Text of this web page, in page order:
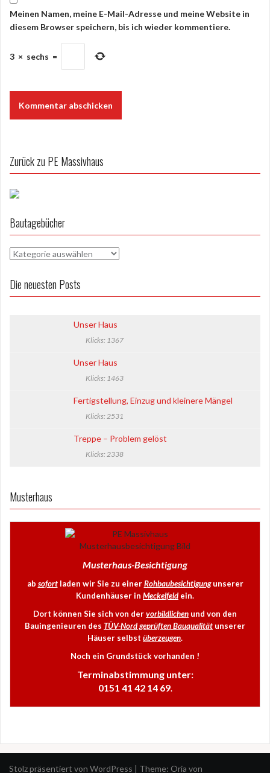
Meinen Namen, meine E-Mail-Adresse und meine Website in
diesem Browser speichern, bis ich wieder kommentiere.
3 × sechs =
Zurück zu PE Massivhaus
Bautagebücher
B
u
t
Die neuesten Posts
Unser Haus
Klicks: 1367
Unser Haus
Klicks: 1463
Fertigstellung, Einzug und kleinere Mängel
Klicks: 2531
Treppe – Problem gelöst
Klicks: 2338
Musterhaus
Musterhaus-Besichtigung
ab sofortladen wir Sie zu einerRohbaubesichtigungunserer
Kundenhäuser in Meckelfeld ein.
Dort können Sie sich von dervorbildlichen und von den
Bauingenieuren des TÜV-Nord geprüften Bauqualität unserer
Häuser selbst überzeugen.
Noch ein Grundstück vorhanden !
Terminabstimmung unter:
0151 41 42 14 69.
Stolz präsentiert von WordPress Theme: Oria von